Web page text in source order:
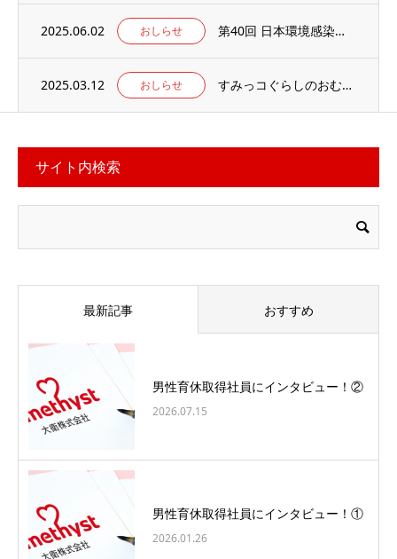
2025.06.02 おしらせ 第40回 日本環境感染学会総会・学術集会の併設展示ブースに出展いたします。
2025.03.12 おしらせ すみっコぐらしのおむつ替えマット 当社楽天ECサイトでお取り扱い中
サイト内検索
最新記事 おすすめ
男性育休取得社員にインタビュー！②
2026.07.15
男性育休取得社員にインタビュー！①
2026.01.26